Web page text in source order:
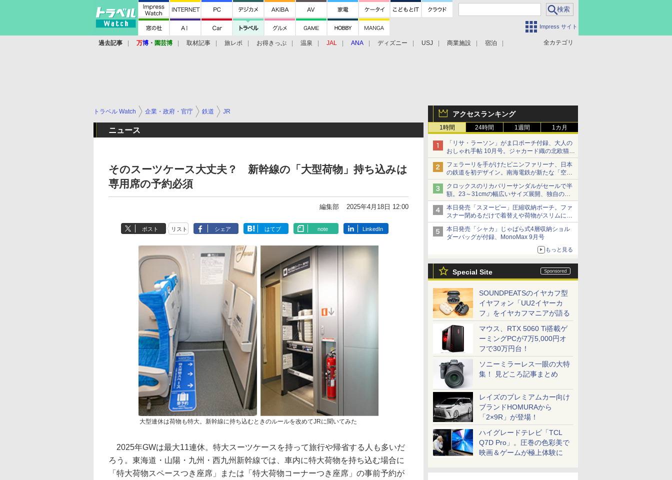
Impress サイト
全カテゴリ
過去記事 万博 ・ 園芸博 取材記事 旅レポ お得きっぷ 温泉 JAL ANA ディズニー USJ 商業施設 宿泊
アクセスランキング
1時間 24時間 1週間 1カ月
「リサ・ラーソン」がま口ポーチ付録、大人の
おしゃれ手帖 10月号。ジャカード織の北欧猫デ
ザイン
フェラーリを手がけたピニンファリーナ、日本
の鉄道を初デザイン。南海電鉄が新たな「空港
特急」をなにわ筋線へ導入
クロックスのリカバリーサンダルがセールで半
額。23～31cmの幅広いサイズ展開、独自のク
ッション素材を採用
本日発売「スヌーピー」圧縮収納ポーチ。ファ
スナー閉めるだけで着替えや荷物がスリムにま
とまる
本日発売「シャカ」じゃばら式4層収納ショル
ダーバッグが付録、MonoMax 9月号
もっと見る
Special Site
SOUNDPEATSのイヤカフ型
イヤフォン「UU2イヤーカ
フ」をイヤカフマニアが語る
マウス、RTX 5060 Ti搭載ゲ
ーミングPCが7万5,000円オ
フで30万円台！
ソニーミラーレス一眼の大特
集！ 見どころ記事まとめ
レイズのプレミアムカー向け
ブランドHOMURAから
「2×9R」が登場！
ハイグレードテレビ「TCL
Q7D Pro」。圧巻の色彩美で
映画＆ゲームが極上体験に
トラベル Watch 企業・政府・官庁 鉄道 JR
ニュース
そのスーツケース大丈夫？ 新幹線の「大型荷物」持ち込みは
専用席の予約必須
編集部 2025年4月18日 12:00
ポスト リスト シェア はてブ note LinkedIn
大型連休は荷物も特大。新幹線に持ち込むときのルールを改めてJRに聞いてみた
2025年GWは最大11連休。特大スーツケースを持って旅行や帰省する人も多いだ
ろう。東海道・山陽・九州・西九州新幹線では、車内に特大荷物を持ち込む場合に
「特大荷物スペースつき座席」または「特大荷物コーナーつき座席」の事前予約が